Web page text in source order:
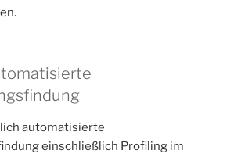
automatisierte
einschließlich Profiling im